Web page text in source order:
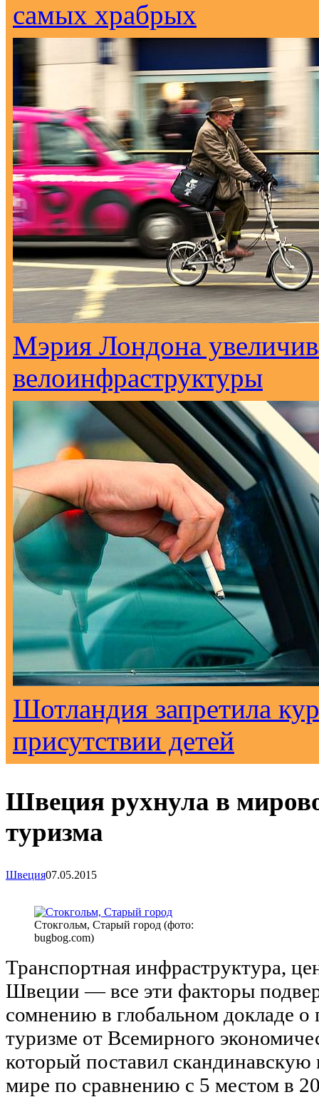
самых храбрых
Мэрия Лондона
велоинфраструктуры
Шотландия запретила
присутствии детей
Швеция рухнула в
туризма
Швеция07.05.2015
Стокгольм, Старый город (фото:
bugbog.com)
Транспортная инфраструктура,
Швеции — все эти факторы
сомнению в глобальном докладе о
туризме от Всемирного
который поставил
мире по сравнению с 5 местом в